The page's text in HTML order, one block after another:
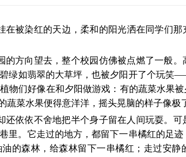
在被染红的天边，柔和的阳光洒在同学们
的方向望去，整个校园仿佛被点燃了一般
绿如翡翠的大草坪，也被夕阳开了个玩笑
物们好像在和夕阳做游戏：有的蔬菜水果
蔬菜水果便得意洋洋，摇头晃脑的样子像极
还依依不舍地把半个身子留在人间玩耍。
里。它走过的地方，都留下一串橘红的足
的森林，给森林留下一串橘红；走过安静